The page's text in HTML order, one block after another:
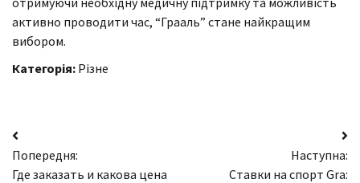
активно проводити час, “Грааль” стане найкращим
вибором.
Категорія: Різне
Навігація
записів
Попередня:
Где заказать и какова цена
Наступна:
Ставки на спорт Gra: